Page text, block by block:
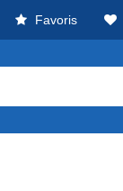
Favoris